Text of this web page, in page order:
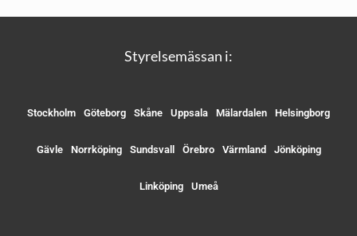
Styrelsemässan i:
Stockholm Göteborg Skåne Uppsala Mälardalen Helsingborg
Gävle Norrköping Sundsvall Örebro Värmland Jönköping
Linköping Umeå